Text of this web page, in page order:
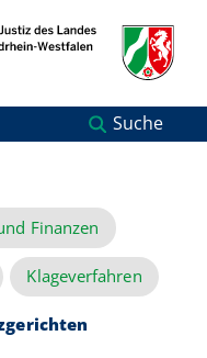
Suche
Finanzen
Klageverfahren